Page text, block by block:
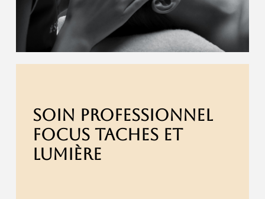
SOIN PROFESSIONNEL
FOCUS TACHES ET
LUMIÈRE